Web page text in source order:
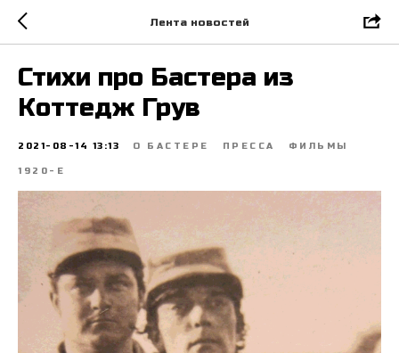
Лента новостей
Стихи про Бастера из
Коттедж Грув
2021-08-14 13:13 О БАСТЕРЕ ПРЕССА ФИЛЬМЫ
1920-Е